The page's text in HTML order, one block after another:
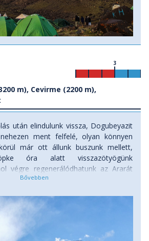
m), Cevirme (2200 m),
3
után elindulunk vissza, Dogubeyazit
ment felfelé, olyan könnyen
már ott állunk buszunk mellett,
óra alatt visszazötyögünk
végre regenerálódhatunk az Ararát
a közeli Ishak Pasa Szerájba
alkotása. Itt, az ősi Selyem-út
ezt a palotát, amelynek gazdagságát
közelsége adta, és még
világát idézi. Menetidő: 3-